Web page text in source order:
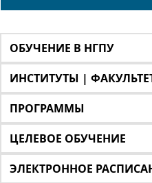
ОБУЧЕНИЕ В НГПУ
ИНСТИТУТЫ |
ПРОГРАММЫ
ЦЕЛЕВОЕ ОБУЧЕНИЕ
ЭЛЕКТРОННОЕ